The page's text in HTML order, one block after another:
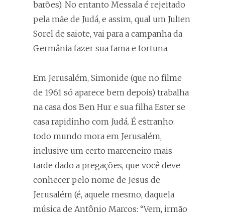
barões). No entanto Messala é rejeitado
pela mãe de Judá, e assim, qual um Julien
Sorel de saiote, vai para a campanha da
Germânia fazer sua fama e fortuna.
Em Jerusalém, Simonide (que no filme
de 1961 só aparece bem depois) trabalha
na casa dos Ben Hur e sua filha Ester se
casa rapidinho com Judá. É estranho:
todo mundo mora em Jerusalém,
inclusive um certo marceneiro mais
tarde dado a pregações, que você deve
conhecer pelo nome de Jesus de
Jerusalém (é, aquele mesmo, daquela
música de Antônio Marcos: “Vem, irmão